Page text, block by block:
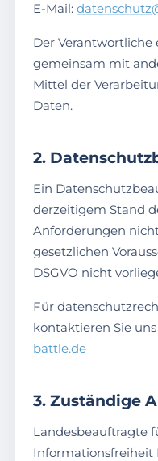
E-Mail:
Der
gemeinsam mit
Mittel der
Daten.
2.
Ein
derzeitigem Stand
Anforderungen
gesetzlichen
DSGVO nicht
Für
kontaktieren Sie
battle.de
3. Zuständige
Landesbeauftragte
Informationsfreiheit